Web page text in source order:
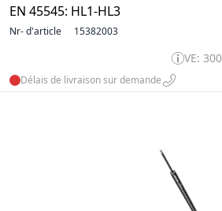
EN 45545: HL1-HL3
Nr- d'article 15382003
VE:
Délais de livraison sur demande